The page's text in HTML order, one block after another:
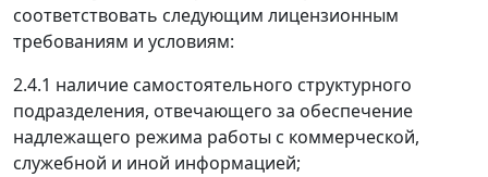
соответствовать следующим лицензионным
требованиям и условиям:
2.4.1 наличие самостоятельного структурного
подразделения, отвечающего за обеспечение
надлежащего режима работы с коммерческой,
служебной и иной информацией;